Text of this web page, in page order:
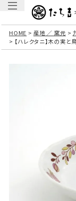
HOME 産地 ／ 窯元
【ハレクタニ】木の実と